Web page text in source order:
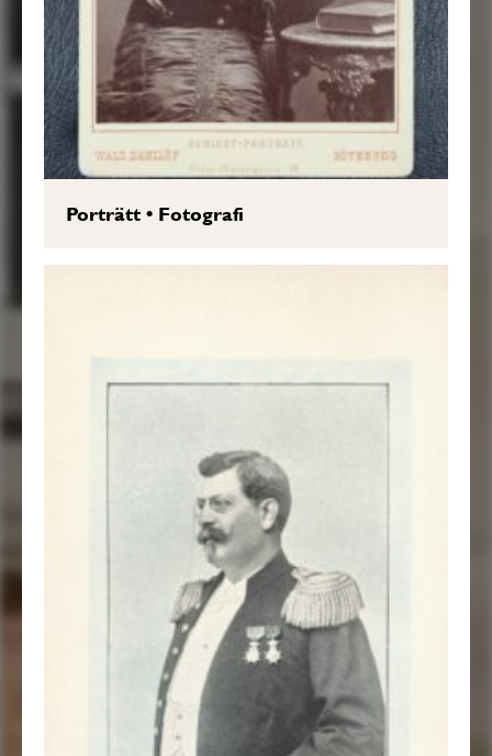
Porträtt• Fotografi